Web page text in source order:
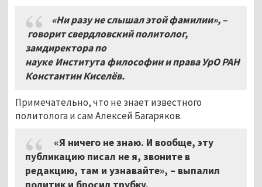
«Ни разу не слышал этой фамилии», –
говорит свердловский политолог,
замдиректора по
науке Института философии и права УрО РАН
Константин Киселёв.
Примечательно, что не знает известного
политолога и сам Алексей Багаряков.
«Я ничего не знаю. И вообще, эту
публикацию писал не я, звоните в
редакцию, там и узнавайте», – выпалил